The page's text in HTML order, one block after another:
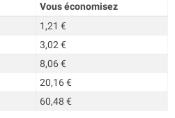
Vous économisez
1,21 €
3,02 €
8,06 €
20,16 €
60,48 €